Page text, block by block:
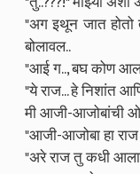
"अग इथून जात
बोलावल..
"आई ग.., बघ कोण
"ये राज... हे निशांत
मी आजी-आजोबांची
"आजी-आजोबा हा
"अरे राज तु कधी